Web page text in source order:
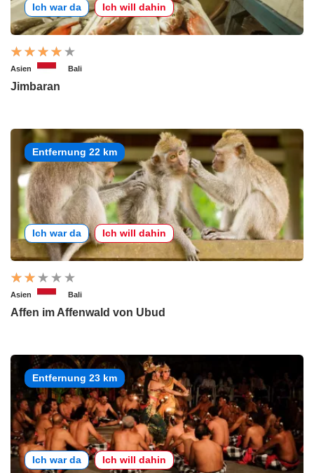
Ich war da Ich will dahin
Asien Bali
Jimbaran
Entfernung 22 km
Ich war da Ich will dahin
Asien Bali
Affen im Affenwald von Ubud
Entfernung 23 km
Ich war da Ich will dahin